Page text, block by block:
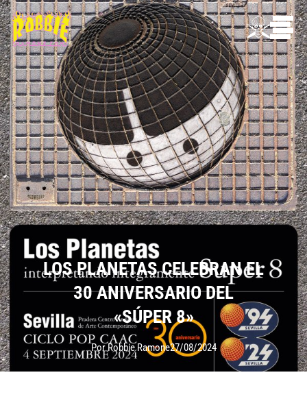
LOS PLANETAS CELEBRAN EL
30 ANIVERSARIO DEL
«SÚPER 8»
Por Robbie Ramone27/08/2024